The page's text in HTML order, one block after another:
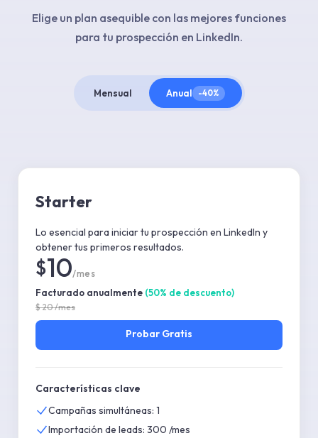
Elige un plan asequible con las mejores funciones
para tu prospección en LinkedIn.
Mensual Anual -40%
Starter
Lo esencial para iniciar tu prospección en LinkedIn y
obtener tus primeros resultados.
$10/mes
Facturado anualmente (50% de descuento)
$20/mes
Probar Gratis
Características clave
Campañas simultáneas: 1
Importación de leads: 300 /mes